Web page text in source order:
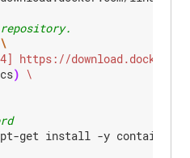
repository.
\
)
get install -y